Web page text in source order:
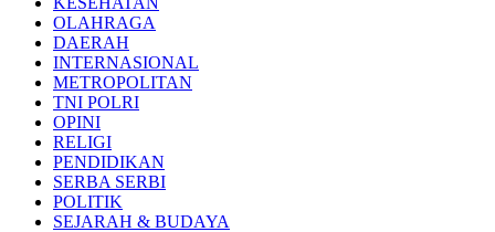
OLAHRAGA
DAERAH
INTERNASIONAL
METROPOLITAN
TNI POLRI
OPINI
RELIGI
PENDIDIKAN
SERBA SERBI
POLITIK
SEJARAH & BUDAYA